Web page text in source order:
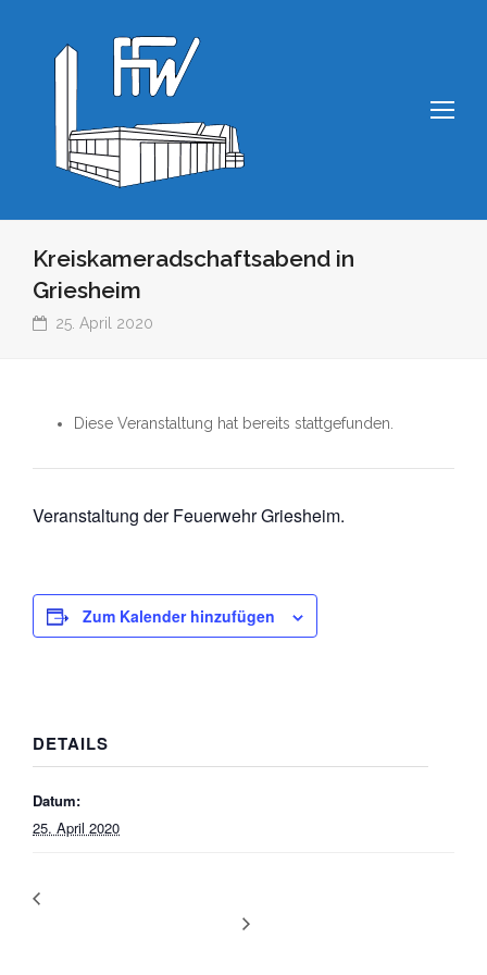
Kreiskameradschaftsabend in
Griesheim
25. April 2020
Diese Veranstaltung hat bereits stattgefunden.
Veranstaltung der Feuerwehr Griesheim.
Zum Kalender hinzufügen
DETAILS
Datum:
25. April 2020